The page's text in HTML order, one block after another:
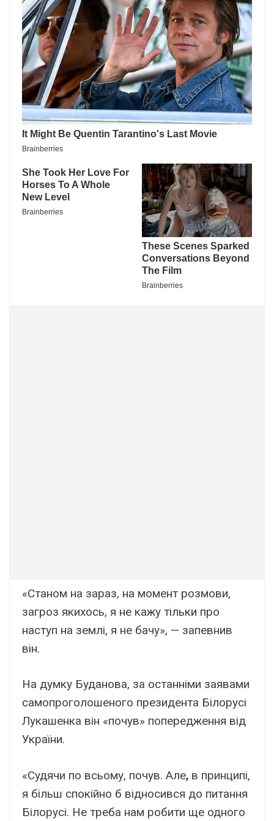
«Станом на зараз, на момент розмови,
загроз якихось, я не кажу тільки про
наступ на землі, я не бачу», — запевнив
він.
На думку Буданова, за останніми заявами
самопроголошеного президента Білорусі
Лукашенка він «почув» попередження від
України.
«Судячи по всьому, почув. Але, в принципі,
я більш спокійно б відносився до питання
Білорусі. Не треба нам робити ще одного